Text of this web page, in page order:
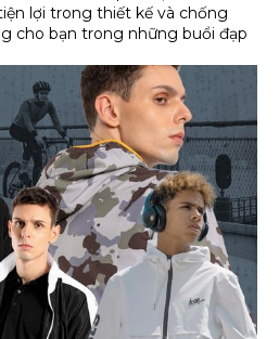
lợi trong thiết kế và chống
cho bạn trong những buổi đạp